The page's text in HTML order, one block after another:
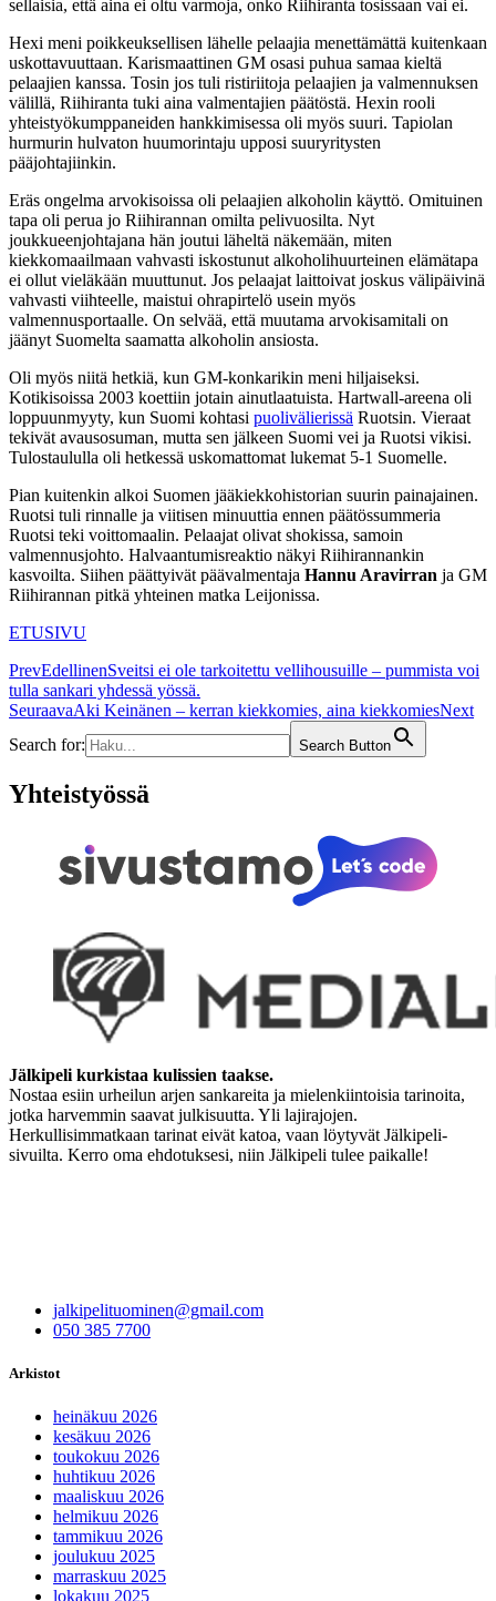
sellaisia, että aina ei oltu varmoja, onko Riihiranta tosissaan vai ei.
Hexi meni poikkeuksellisen lähelle pelaajia menettämättä kuitenkaan
uskottavuuttaan. Karismaattinen GM osasi puhua samaa kieltä
pelaajien kanssa. Tosin jos tuli ristiriitoja pelaajien ja valmennuksen
välillä, Riihiranta tuki aina valmentajien päätöstä. Hexin rooli
yhteistyökumppaneiden hankkimisessa oli myös suuri. Tapiolan
hurmurin hulvaton huumorintaju upposi suuryritysten
pääjohtajiinkin.
Eräs ongelma arvokisoissa oli pelaajien alkoholin käyttö. Omituinen
tapa oli perua jo Riihirannan omilta pelivuosilta. Nyt
joukkueenjohtajana hän joutui läheltä näkemään, miten
kiekkomaailmaan vahvasti iskostunut alkoholihuurteinen elämätapa
ei ollut vieläkään muuttunut. Jos pelaajat laittoivat joskus välipäivinä
vahvasti viihteelle, maistui ohrapirtelö usein myös
valmennusportaalle. On selvää, että muutama arvokisamitali on
jäänyt Suomelta saamatta alkoholin ansiosta.
Oli myös niitä hetkiä, kun GM-konkarikin meni hiljaiseksi.
Kotikisoissa 2003 koettiin jotain ainutlaatuista. Hartwall-areena oli
loppuunmyyty, kun Suomi kohtasi puolivälierissä Ruotsin. Vieraat
tekivät avausosuman, mutta sen jälkeen Suomi vei ja Ruotsi vikisi.
Tulostaululla oli hetkessä uskomattomat lukemat 5-1 Suomelle.
Pian kuitenkin alkoi Suomen jääkiekkohistorian suurin painajainen.
Ruotsi tuli rinnalle ja viitisen minuuttia ennen päätössummeria
Ruotsi teki voittomaalin. Pelaajat olivat shokissa, samoin
valmennusjohto. Halvaantumisreaktio näkyi Riihirannankin
kasvoilta. Siihen päättyivät päävalmentaja Hannu Aravirran ja GM
Riihirannan pitkä yhteinen matka Leijonissa.
ETUSIVU
PrevEdellinenSveitsi ei ole tarkoitettu vellihousuille – pummista voi
tulla sankari yhdessä yössä.
SeuraavaAki Keinänen – kerran kiekkomies, aina kiekkomiesNext
Search for:
Search Button
Yhteistyössä
Jälkipeli kurkistaa kulissien taakse.
Nostaa esiin urheilun arjen sankareita ja mielenkiintoisia tarinoita,
jotka harvemmin saavat julkisuutta. Yli lajirajojen.
Herkullisimmatkaan tarinat eivät katoa, vaan löytyvät Jälkipeli-
sivuilta. Kerro oma ehdotuksesi, niin Jälkipeli tulee paikalle!
jalkipelituominen@gmail.com
050 385 7700
Arkistot
heinäkuu 2026
kesäkuu 2026
toukokuu 2026
huhtikuu 2026
maaliskuu 2026
helmikuu 2026
tammikuu 2026
joulukuu 2025
marraskuu 2025
lokakuu 2025